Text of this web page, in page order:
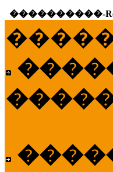
����������-